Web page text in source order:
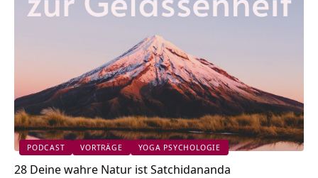
PODCAST VORTRÄGE YOGA PSYCHOLOGIE
28 Deine wahre Natur ist Satchidananda